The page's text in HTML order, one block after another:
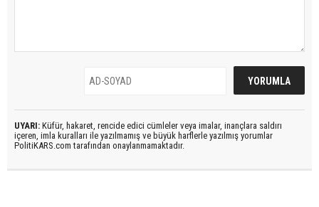
UYARI: Küfür, hakaret, rencide edici cümleler veya imalar, inançlara saldırı
içeren, imla kuralları ile yazılmamış ve büyük harflerle yazılmış yorumlar
PolitiKARS.com tarafından onaylanmamaktadır.